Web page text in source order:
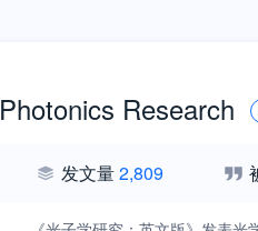
Photonics Research
发文量2,809